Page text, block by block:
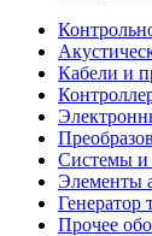
Кабели и
Системы и
Элементы
Генератор
Прочее